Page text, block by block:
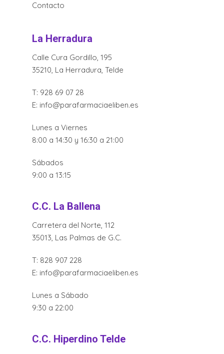
Contacto
La Herradura
Calle Cura Gordillo, 195
35210, La Herradura, Telde
T: 928 69 07 28
E: info@parafarmaciaeliben.es
Lunes a Viernes
8:00 a 14:30 y 16:30 a 21:00
Sábados
9:00 a 13:15
C.C. La Ballena
Carretera del Norte, 112
35013, Las Palmas de G.C.
T: 828 907 228
E: info@parafarmaciaeliben.es
Lunes a Sábado
9:30 a 22:00
C.C. Hiperdino Telde